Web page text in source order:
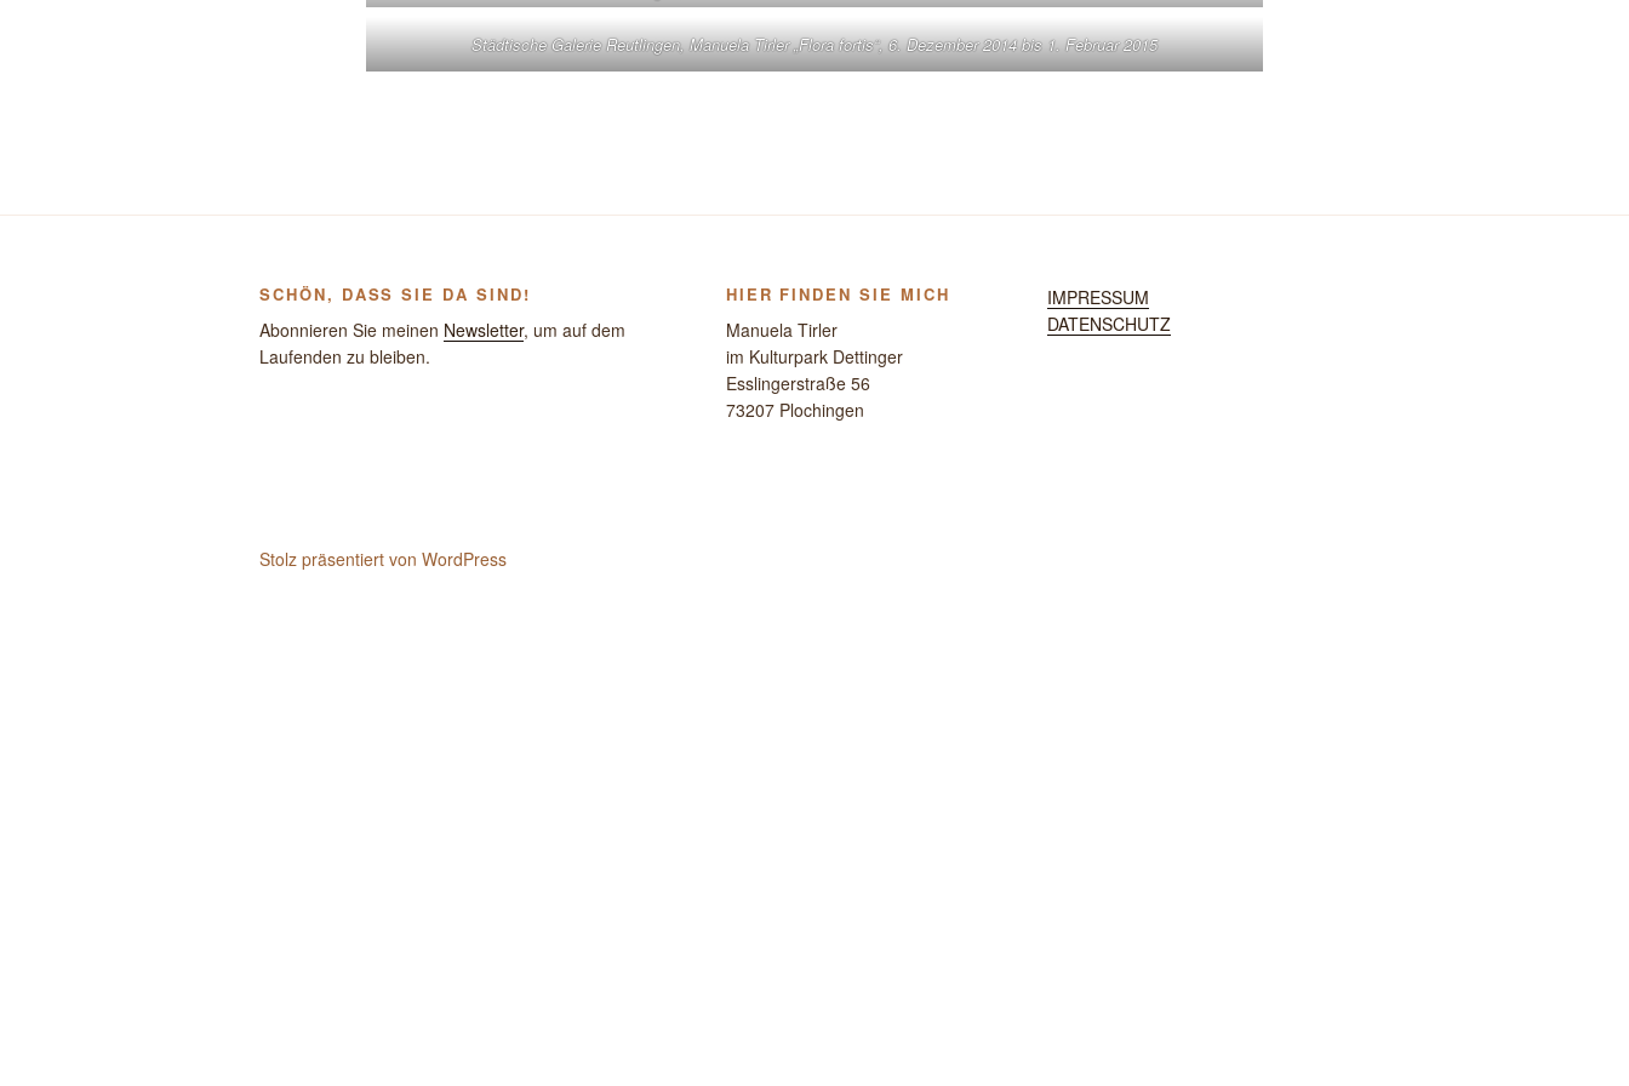
Städtische Galerie Reutlingen, Manuela Tirler „Flora fortis“, 6. Dezember 2014 bis 1. Februar 2015
SCHÖN, DASS SIE DA SIND!
Abonnieren Sie meinen Newsletter, um auf dem
Laufenden zu bleiben.
HIER FINDEN SIE MICH
Manuela Tirler
im Kulturpark Dettinger
Esslingerstraße 56
73207 Plochingen
IMPRESSUM
DATENSCHUTZ
Stolz präsentiert von WordPress